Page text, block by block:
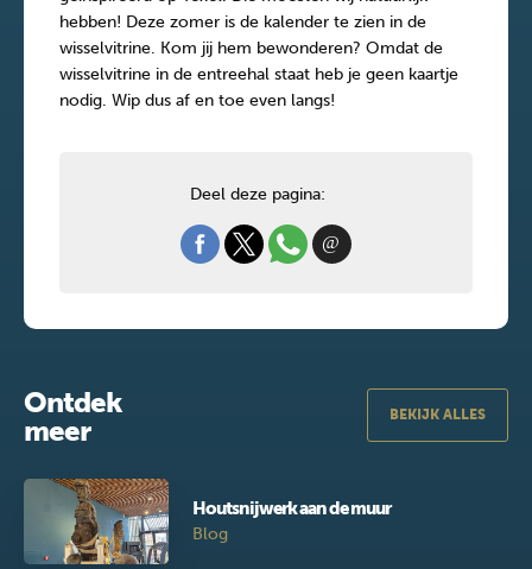
hebben! Deze zomer is de kalender te zien in de
wisselvitrine. Kom jij hem bewonderen? Omdat de
wisselvitrine in de entreehal staat heb je geen kaartje
nodig. Wip dus af en toe even langs!
Deel deze pagina:
Ontdek
meer
BEKIJK ALLES
Houtsnijwerk aan de muur
Blog